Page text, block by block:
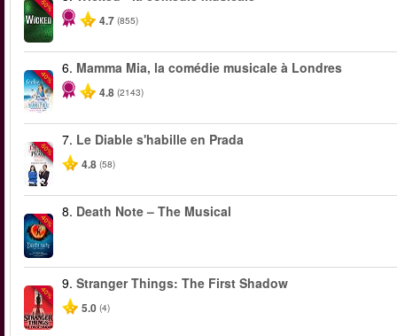
-50%
4.7 (855)
-40%
6. Mamma Mia, la comédie musicale à Londres
4.8 (2143)
-50%
7. Le Diable s'habille en Prada
4.8 (58)
-40%
8. Death Note – The Musical
-40%
9. Stranger Things: The First Shadow
5.0 (4)